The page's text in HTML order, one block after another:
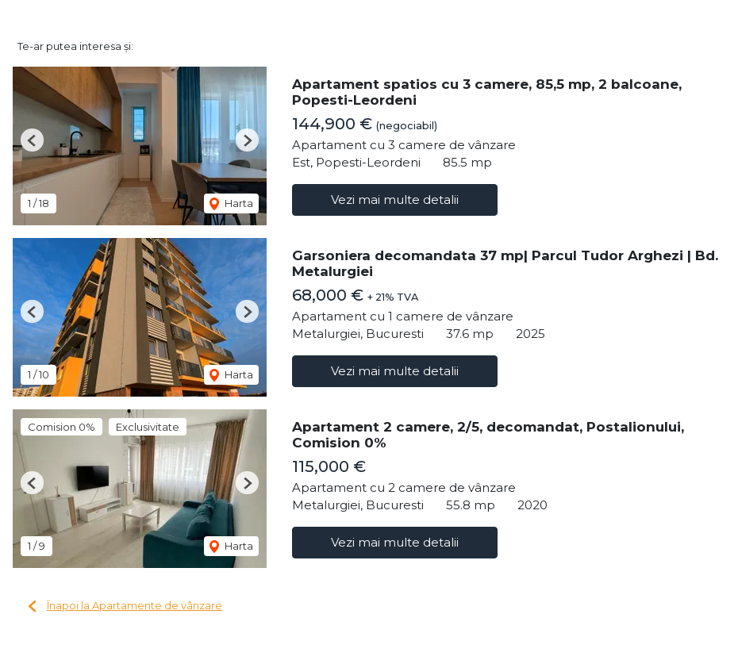
Te-ar putea interesa și:
1 /18 Harta
Previous Next
Apartament spatios cu 3 camere, 85,5 mp, 2 balcoane,
Popesti-Leordeni
144,900 € (negociabil)
Apartament cu 3 camere de vânzare
Est, Popesti-Leordeni
85.5 mp
Vezi mai multe detalii
1 /10 Harta
Previous Next
Garsoniera decomandata 37 mp| Parcul Tudor Arghezi | Bd.
Metalurgiei
68,000 € + 21% TVA
Apartament cu 1 camere de vânzare
Metalurgiei, Bucuresti
37.6 mp 2025
Vezi mai multe detalii
Comision 0% Exclusivitate
1 /9 Harta
Previous Next
Apartament 2 camere, 2/5, decomandat, Postalionului,
Comision 0%
115,000 €
Apartament cu 2 camere de vânzare
Metalurgiei, Bucuresti
55.8 mp 2020
Vezi mai multe detalii
Înapoi la Apartamente de vânzare